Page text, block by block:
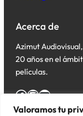
Valoramos tu
Acerca de
Azimut
20 años en el
películas.
Facebook InstagramYouTube